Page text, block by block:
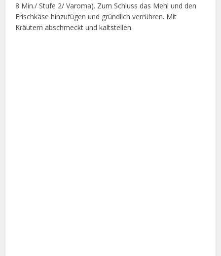
8 Min./ Stufe 2/ Varoma). Zum Schluss das Mehl und den
Frischkäse hinzufügen und gründlich verrühren. Mit
Kräutern abschmeckt und kaltstellen.